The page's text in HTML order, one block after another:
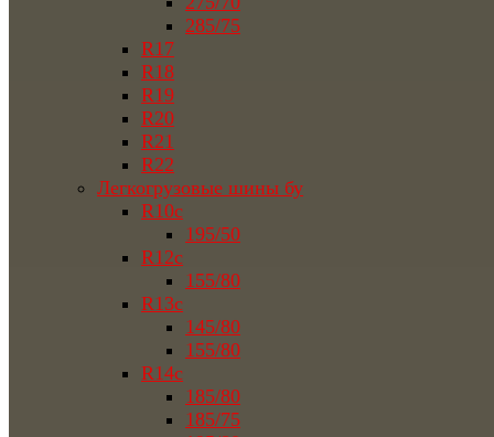
285/75
R17
R18
R19
R20
R21
R22
Легкогрузовые шины бу
R10c
195/50
R12c
155/80
R13c
145/80
155/80
R14c
185/80
185/75